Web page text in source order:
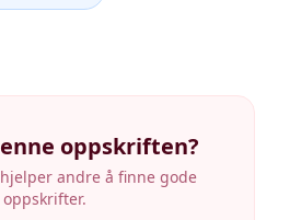
oppskriften?
andre å finne gode
oppskrifter.